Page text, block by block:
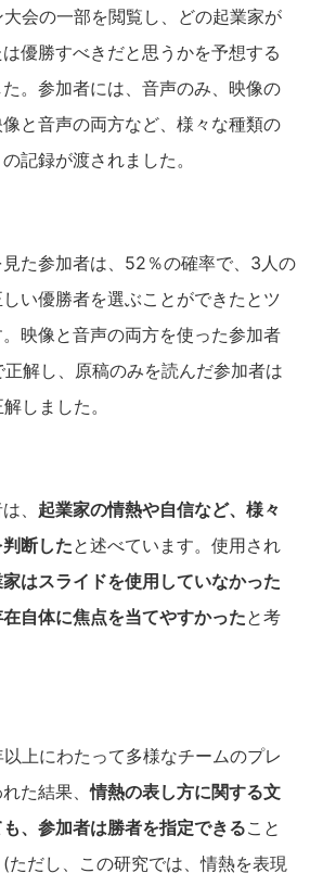
会の一部を閲覧し、どの起業家が
優勝すべきだと思うかを予想する
。参加者には、音声のみ、映像の
と音声の両方など、様々な種類の
記録が渡されました。
た参加者は、52％の確率で、3人の
い優勝者を選ぶことができたとツ
映像と音声の両方を使った参加者
解し、原稿のみを読んだ参加者は
しました。
、 起業家の情熱や自信など、様々
断したと述べています。使用され
はスライドを使用していなかった
自体に焦点を当てやすかったと考
上にわたって多様なチームのプレ
た結果、情熱の表し方に関する文
、参加者は勝者を指定できること
(ただし、この研究では、情熱を表現